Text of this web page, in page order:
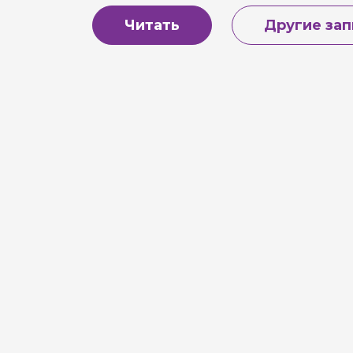
Читать Другие